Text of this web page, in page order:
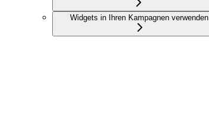
Widgets in Ihren Kampagnen verwenden